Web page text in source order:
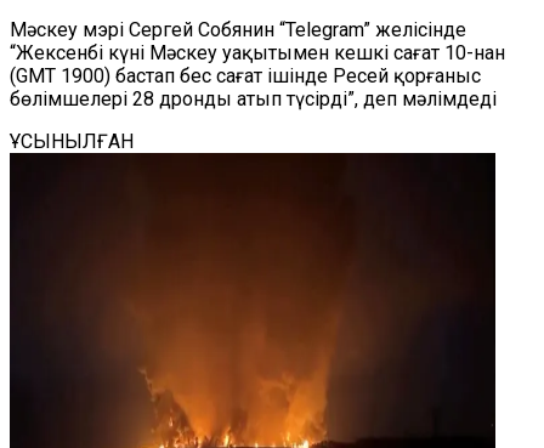
Мәскеу мэрі Сергей Собянин “Telegram” желісінде
“Жексенбі күні Мәскеу уақытымен кешкі сағат 10-нан
(GMT 1900) бастап бес сағат ішінде Ресей қорғаныс
бөлімшелері 28 дронды атып түсірді”, деп мәлімдеді
ҰСЫНЫЛҒАН